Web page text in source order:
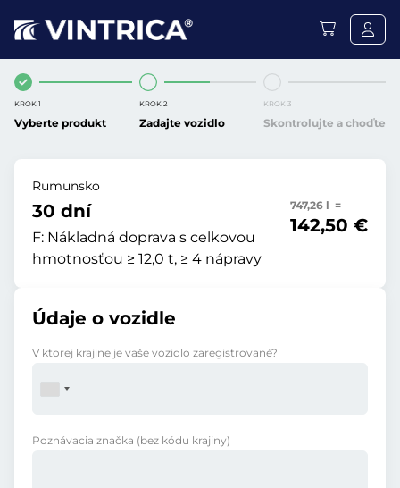
KROK 1
Vyberte produkt
KROK 2
Zadajte vozidlo
KROK 3
Skontrolujte a choďte
Rumunsko
30 dní
F: Nákladná doprava s celkovou
hmotnosťou ≥ 12,0 t, ≥ 4 nápravy
747,26 l =
142,50 €
Údaje o vozidle
V ktorej krajine je vaše vozidlo zaregistrované?
Poznávacia značka (bez kódu krajiny)